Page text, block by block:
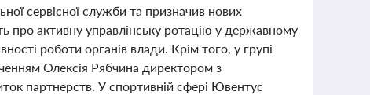
сервісної служби та призначив нових
про активну управлінську ротацію у державному
роботи органів влади. Крім того, у групі
Олексія Рябчина директором з
партнерств. У спортивній сфері Ювентус